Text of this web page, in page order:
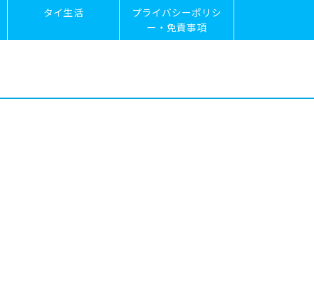
タイ生活
プライバシーポリシ
ー・免責事項